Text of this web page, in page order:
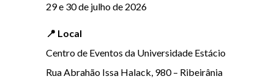
29 e 30 de julho de 2026
📍 Local
Centro de Eventos da Universidade Estácio
Rua Abrahão Issa Halack, 980 – Ribeirânia